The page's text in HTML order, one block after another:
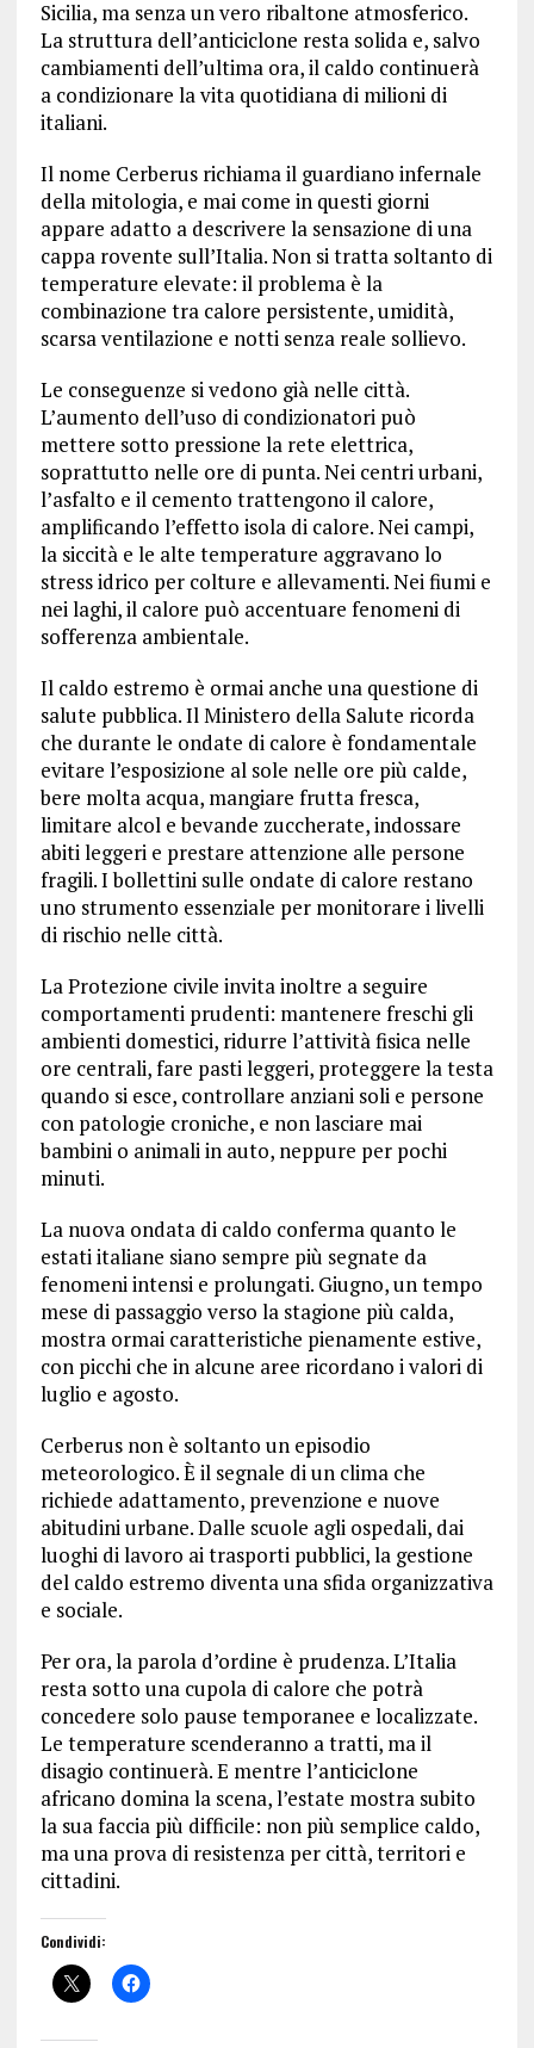
Sicilia, ma senza un vero ribaltone atmosferico.
La struttura dell’anticiclone resta solida e, salvo
cambiamenti dell’ultima ora, il caldo continuerà
a condizionare la vita quotidiana di milioni di
italiani.
Il nome Cerberus richiama il guardiano infernale
della mitologia, e mai come in questi giorni
appare adatto a descrivere la sensazione di una
cappa rovente sull’Italia. Non si tratta soltanto di
temperature elevate: il problema è la
combinazione tra calore persistente, umidità,
scarsa ventilazione e notti senza reale sollievo.
Le conseguenze si vedono già nelle città.
L’aumento dell’uso di condizionatori può
mettere sotto pressione la rete elettrica,
soprattutto nelle ore di punta. Nei centri urbani,
l’asfalto e il cemento trattengono il calore,
amplificando l’effetto isola di calore. Nei campi,
la siccità e le alte temperature aggravano lo
stress idrico per colture e allevamenti. Nei fiumi e
nei laghi, il calore può accentuare fenomeni di
sofferenza ambientale.
Il caldo estremo è ormai anche una questione di
salute pubblica. Il Ministero della Salute ricorda
che durante le ondate di calore è fondamentale
evitare l’esposizione al sole nelle ore più calde,
bere molta acqua, mangiare frutta fresca,
limitare alcol e bevande zuccherate, indossare
abiti leggeri e prestare attenzione alle persone
fragili. I bollettini sulle ondate di calore restano
uno strumento essenziale per monitorare i livelli
di rischio nelle città.
La Protezione civile invita inoltre a seguire
comportamenti prudenti: mantenere freschi gli
ambienti domestici, ridurre l’attività fisica nelle
ore centrali, fare pasti leggeri, proteggere la testa
quando si esce, controllare anziani soli e persone
con patologie croniche, e non lasciare mai
bambini o animali in auto, neppure per pochi
minuti.
La nuova ondata di caldo conferma quanto le
estati italiane siano sempre più segnate da
fenomeni intensi e prolungati. Giugno, un tempo
mese di passaggio verso la stagione più calda,
mostra ormai caratteristiche pienamente estive,
con picchi che in alcune aree ricordano i valori di
luglio e agosto.
Cerberus non è soltanto un episodio
meteorologico. È il segnale di un clima che
richiede adattamento, prevenzione e nuove
abitudini urbane. Dalle scuole agli ospedali, dai
luoghi di lavoro ai trasporti pubblici, la gestione
del caldo estremo diventa una sfida organizzativa
e sociale.
Per ora, la parola d’ordine è prudenza. L’Italia
resta sotto una cupola di calore che potrà
concedere solo pause temporanee e localizzate.
Le temperature scenderanno a tratti, ma il
disagio continuerà. E mentre l’anticiclone
africano domina la scena, l’estate mostra subito
la sua faccia più difficile: non più semplice caldo,
ma una prova di resistenza per città, territori e
cittadini.
Condividi: